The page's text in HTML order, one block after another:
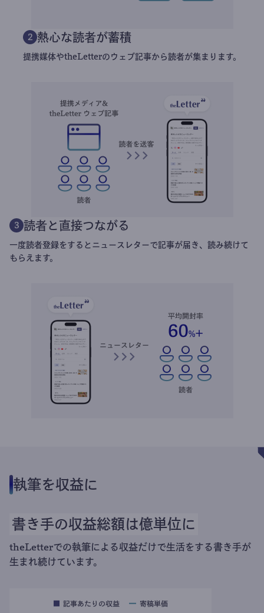
2 熱心な読者が蓄積
提携媒体やtheLetterのウェブ記事から読者が集まります。
3 読者と直接つながる
一度読者登録をするとニュースレターで記事が届き、読み続けて
もらえます。
執筆を収益に
書き手の収益総額は億単位に
theLetterでの執筆による収益だけで生活をする書き手が
生まれ続けています。